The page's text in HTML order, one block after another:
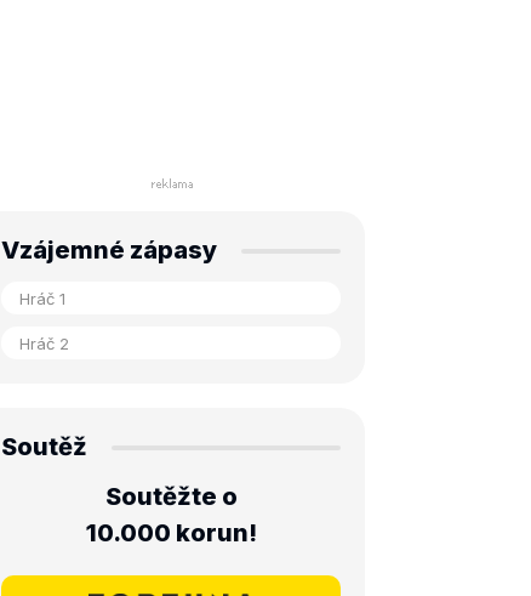
Vzájemné zápasy
Soutěž
Soutěžte o
10.000 korun!